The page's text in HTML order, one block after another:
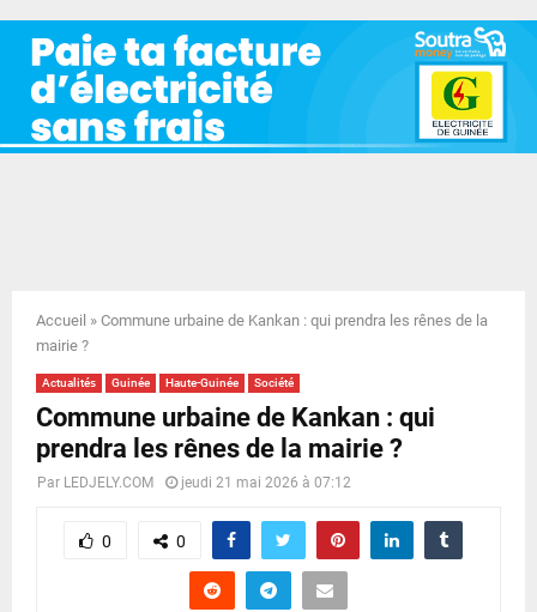
A
R
Y
N
U
Accueil » Commune urbaine de Kankan : qui prendra les rênes de la
mairie ?
Actualités Guinée Haute-Guinée Société
Commune urbaine de Kankan : qui
prendra les rênes de la mairie ?
Par LEDJELY.COM jeudi 21 mai 2026 à 07:12
0 0